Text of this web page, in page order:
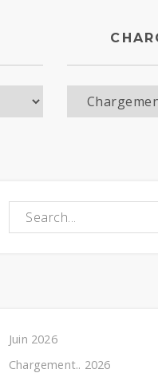
Chargement..
Chargement..:
Juin 2026
Chargement.. 2026